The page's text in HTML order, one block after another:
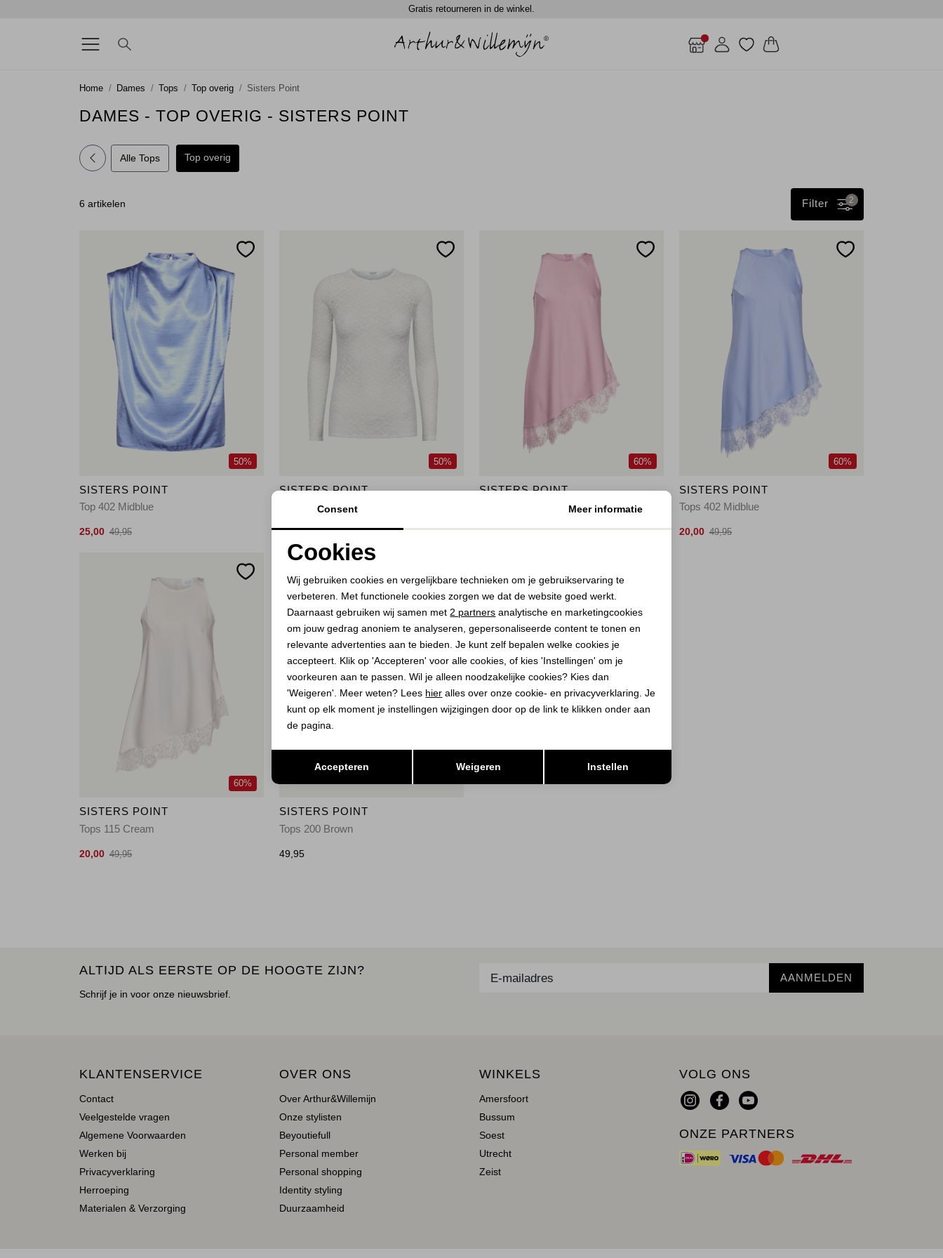
Gratis retourneren in de winkel.
Home Dames Tops Top overig Sisters Point
DAMES - TOP OVERIG - SISTERS POINT
Alle Tops Top overig
6 artikelen 2
Filter
50%
SISTERS POINT
Top 402 Midblue
25,00 49,95
50%
SISTERS POINT
Kanten top 115 Cream
20,00 39,95
60%
SISTERS POINT
20,00 49,95
60%
SISTERS POINT
Tops 402 Midblue
20,00 49,95
60%
SISTERS POINT
Tops 115 Cream
20,00 49,95
SISTERS POINT
Tops 200 Brown
49,95
ALTIJD ALS EERSTE OP DE HOOGTE ZIJN?
Schrijf je in voor onze nieuwsbrief.
AANMELDEN
KLANTENSERVICE
Contact
Veelgestelde vragen
Algemene Voorwaarden
Werken bij
Privacyverklaring
Herroeping
Materialen & Verzorging
OVER ONS
Over Arthur&Willemijn
Onze stylisten
Beyoutiefull
Personal member
Personal shopping
Identity styling
Duurzaamheid
WINKELS
Amersfoort
Bussum
Soest
Utrecht
Zeist
VOLG ONS
ONZE PARTNERS
Analytische cookies Marketing cookies
Consent Meer informatie
Cookies
Wij gebruiken cookies en vergelijkbare technieken om je gebruikservaring te
verbeteren. Met functionele cookies zorgen we dat de website goed werkt.
Daarnaast gebruiken wij samen met 2 partners analytische en marketingcookies
om jouw gedrag anoniem te analyseren, gepersonaliseerde content te tonen en
relevante advertenties aan te bieden. Je kunt zelf bepalen welke cookies je
accepteert. Klik op 'Accepteren' voor alle cookies, of kies 'Instellingen' om je
voorkeuren aan te passen. Wil je alleen noodzakelijke cookies? Kies dan
'Weigeren'. Meer weten? Lees hier alles over onze cookie- en privacyverklaring. Je
kunt op elk moment je instellingen wijzigingen door op de link te klikken onder aan
de pagina.
Accepteren Weigeren Instellen